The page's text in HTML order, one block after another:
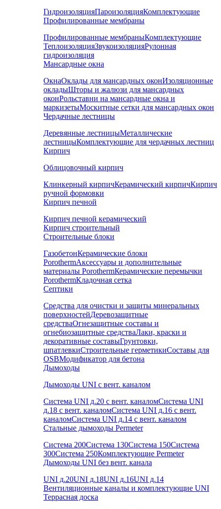
ГидроизоляцияПароизоляцияКомплектующие
Профилированные мембраны
Профилированные мембраныКомплектующие
ТеплоизоляцияЗвукоизоляцияРулонная
гидроизоляция
Мансардные окна
ОкнаОклады для мансардных оконИзоляционные
окладыШторы и жалюзи для мансардных
оконРольставни на мансардные окна и
маркизетыМоскитные сетки для мансардных окон
Чердачные лестницы
Деревянные лестницыМеталлические
лестницыКомплектующие для чердачных лестниц
Кирпич
Облицовочный кирпич
Клинкерный кирпичКерамический кирпичКирпич
ручной формовки
Кирпич печной
Кирпич печной керамический
Кирпич строительный
Строительные блоки
ГазобетонКерамические блоки
PorothermАксессуары и дополнительные
материалы PorothermКерамические перемычки
PorothermКладочная сетка
Септики
Средства для очистки и защиты минеральных
поверхностейДеревозащитные
средстваОгнезащитные составы и
огнебиозащитные средстваЛаки, краски и
декоративные составыГрунтовки,
шпатлевкиСтроительные герметикиСоставы для
OSBМодификатор для бетона
Дымоходы
Дымоходы UNI с вент. каналом
Система UNI д.20 с вент. каналомСистема UNI
д.18 с вент. каналомСистема UNI д.16 с вент.
каналомСистема UNI д.14 с вент. каналом
Стальные дымоходы Permeter
Система 200Система 130Система 150Система
300Система 250Комплектующие Permeter
Дымоходы UNI без вент. канала
UNI д.20UNI д.18UNI д.16UNI д.14
Вентиляционные каналы и комплектующие UNI
Террасная доска